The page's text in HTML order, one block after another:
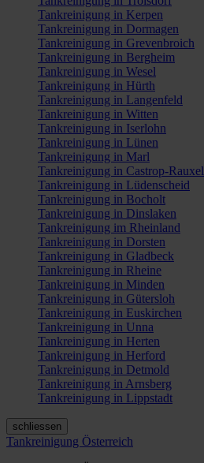
Tankreinigung in Kerpen
Tankreinigung in Dormagen
Tankreinigung in Grevenbroich
Tankreinigung in Bergheim
Tankreinigung in Wesel
Tankreinigung in Hürth
Tankreinigung in Langenfeld
Tankreinigung in Witten
Tankreinigung in Iserlohn
Tankreinigung in Lünen
Tankreinigung in Marl
Tankreinigung in Castrop-Rauxel
Tankreinigung in Lüdenscheid
Tankreinigung in Bocholt
Tankreinigung in Dinslaken
Tankreinigung im Rheinland
Tankreinigung in Dorsten
Tankreinigung in Gladbeck
Tankreinigung in Rheine
Tankreinigung in Minden
Tankreinigung in Gütersloh
Tankreinigung in Euskirchen
Tankreinigung in Unna
Tankreinigung in Herten
Tankreinigung in Herford
Tankreinigung in Detmold
Tankreinigung in Arnsberg
Tankreinigung in Lippstadt
schliessen
Tankreinigung Österreich